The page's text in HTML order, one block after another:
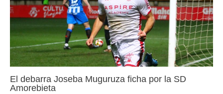
El debarra Joseba Muguruza ficha por la SD
Amorebieta